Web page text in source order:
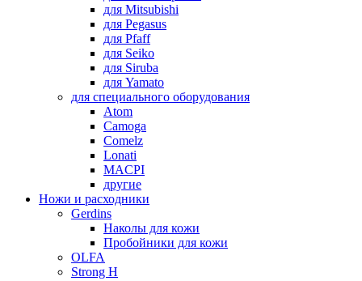
для Mitsubishi
для Pegasus
для Pfaff
для Seiko
для Siruba
для Yamato
для специального оборудования
Atom
Camoga
Comelz
Lonati
MACPI
другие
Ножи и расходники
Gerdins
Наколы для кожи
Пробойники для кожи
OLFA
Strong H